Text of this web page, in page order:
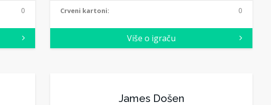
0 Crveni kartoni: 0
Više o igraču
James Došen